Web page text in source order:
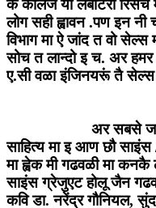
कै कौलेज या लैबोटरी
लोग सही ह्वावन .पण इन नी च
विभाग मा ऐ जांद त वो सेल्स
सोच त लान्दो इ च. अर
ए.सी वळा इंजिनयरूं तै सेल्स
अर सबसे जादा
साहित्य मा इ आण छौ साइंस
मा ह्वेक मी गढवळी मा
साइंस ग्रेजुएट होलू जैन
कवि डा. नरेंद्र गौनियल,